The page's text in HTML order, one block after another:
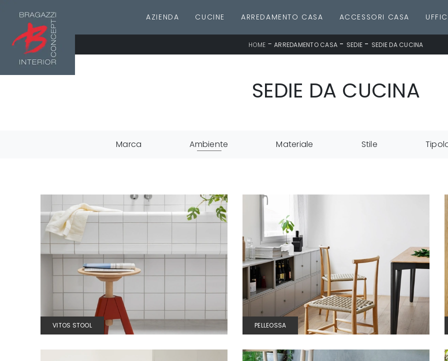
AZIENDA CUCINE ARREDAMENTO CASA ACCESSORI CASA
HOME -ARREDAMENTO CASA - SEDIE - SEDIE DA CUCINA
SEDIE DA CUCINA
Marca Ambiente Materiale Stile
VITOS STOOL PELLEOSSA